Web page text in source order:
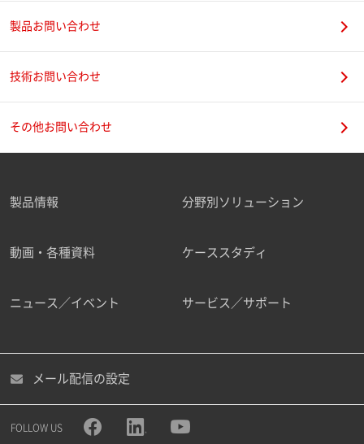
ご勤務先
職種
製品お問い合わせ
技術お問い合わせ
その他お問い合わせ
製品情報 分野別ソリューション
動画・各種資料 ケーススタディ
ニュース／イベント サービス／サポート
メール配信の設定
FOLLOW US